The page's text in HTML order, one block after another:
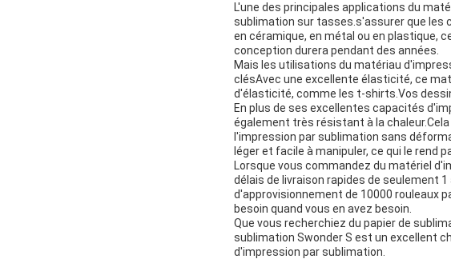
L'une des principales applications du
sublimation sur tasses.s'assurer que les
en céramique, en métal ou en plastique,
conception durera pendant des années.
Mais les utilisations du matériau
clésAvec une excellente élasticité, ce
d'élasticité, comme les t-shirts.Vos
En plus de ses excellentes capacités
également très résistant à la
l'impression par sublimation sans
léger et facile à manipuler, ce qui le
Lorsque vous commandez du matériel
délais de livraison rapides de seulement
d'approvisionnement de 10000 rouleaux
besoin quand vous en avez besoin.
Que vous recherchiez du papier de
sublimation Swonder S est un excellent
d'impression par sublimation.